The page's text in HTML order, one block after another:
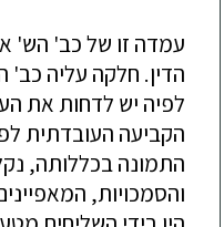
עמדה זו של כב' הש'
הדין. חלקה עליה
לפיה יש לדחות את
הקביעה העובדתית
התמונה בכללותה,
והסמכויות,